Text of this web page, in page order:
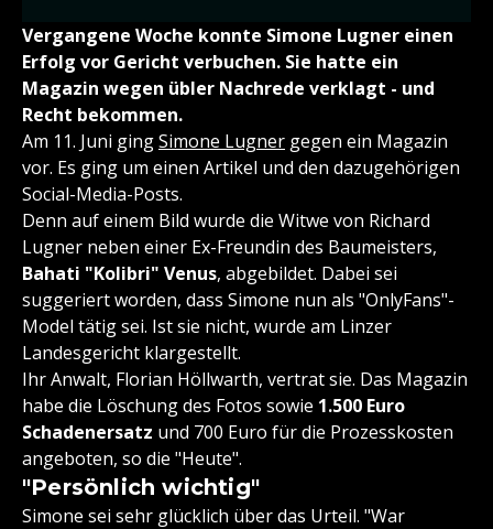
Vergangene Woche konnte Simone Lugner einen
Erfolg vor Gericht verbuchen. Sie hatte ein
Magazin wegen übler Nachrede verklagt - und
Recht bekommen.
Am 11. Juni gingSimone Lugner gegen ein Magazin
vor. Es ging um einen Artikel und den dazugehörigen
Social-Media-Posts.
Denn auf einem Bild wurde die Witwe von Richard
Lugner neben einer Ex-Freundin des Baumeisters,
Bahati "Kolibri" Venus, abgebildet. Dabei sei
suggeriert worden, dass Simone nun als "OnlyFans"-
Model tätig sei. Ist sie nicht, wurde am Linzer
Landesgericht klargestellt.
Ihr Anwalt, Florian Höllwarth, vertrat sie. Das Magazin
habe die Löschung des Fotos sowie 1.500 Euro
Schadenersatz und 700 Euro für die Prozesskosten
angeboten, so die "Heute".
"Persönlich wichtig"
Simone sei sehr glücklich über das Urteil. "War